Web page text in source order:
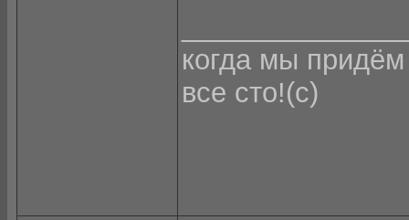
когда мы придём
все сто!(с)